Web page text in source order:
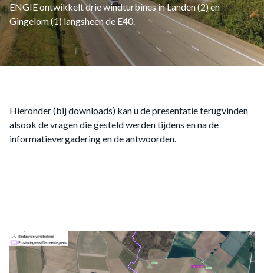
ENGIE ontwikkelt drie windturbines in Landen (2) en
Gingelom (1) langsheen de E40.
Hieronder (bij downloads) kan u de presentatie terugvinden
alsook de vragen die gesteld werden tijdens en na de
informatievergadering en de antwoorden.
Genk Foresco
In aanbouw
Gent Haven - Moervaart Noord
In aanbouw
In aanbouw
Gent Haven – Darsen I